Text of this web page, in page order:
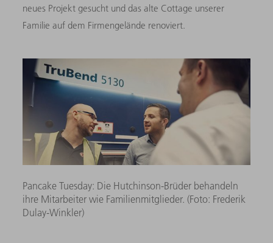
neues Projekt gesucht und das alte Cottage unserer
Familie auf dem Firmengelände renoviert.
Pancake Tuesday: Die Hutchinson-Brüder behandeln
ihre Mitarbeiter wie Familienmitglieder. (Foto: Frederik
Dulay-Winkler)